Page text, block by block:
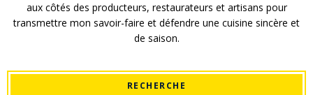
aux côtés des producteurs, restaurateurs et artisans pour
transmettre mon savoir-faire et défendre une cuisine sincère et
de saison.
RECHERCHE